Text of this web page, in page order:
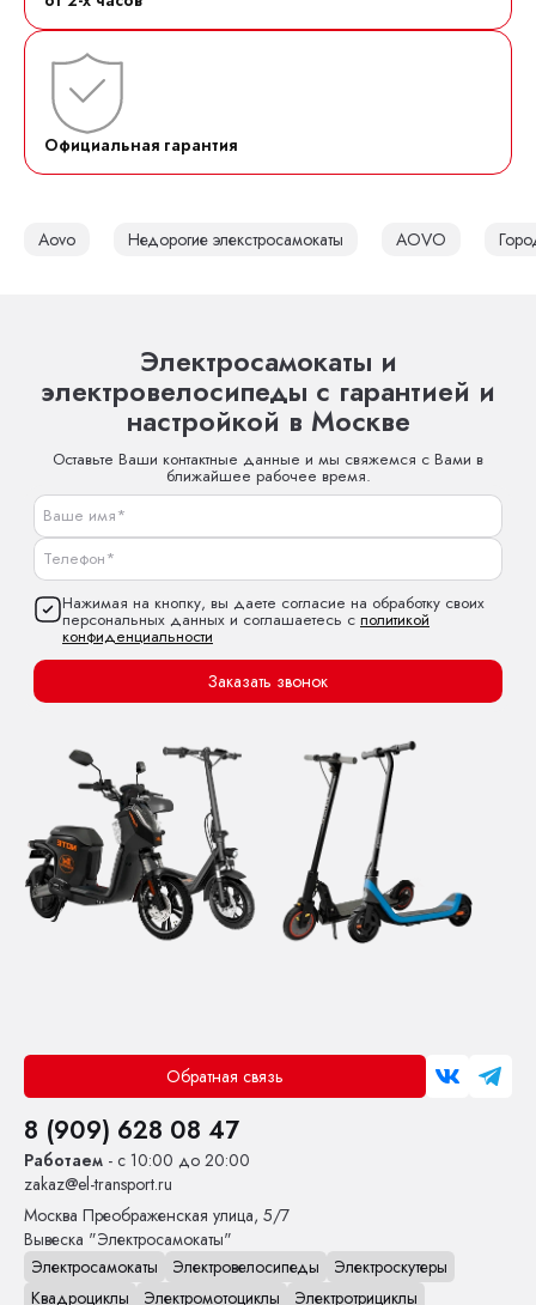
Официальная гарантия
Aovo Недорогие элекстросамокаты AOVO
Электросамокаты и
электровелосипеды с гарантией и
настройкой в Москве
Оставьте Ваши контактные данные и мы свяжемся с Вами в
ближайшее рабочее время.
Нажимая на кнопку, вы даете согласие на обработку своих
персональных данных и соглашаетесь с политикой
конфиденциальности
Заказать звонок
Обратная связь
8 (909) 628 08 47
Работаем - с 10:00 до 20:00
zakaz@el-transport.ru
Москва Преображенская улица, 5/7
Вывеска "Электросамокаты"
Электросамокаты
Электровелосипеды
Электроскутеры
Квадроциклы
Электромотоциклы Электротрициклы